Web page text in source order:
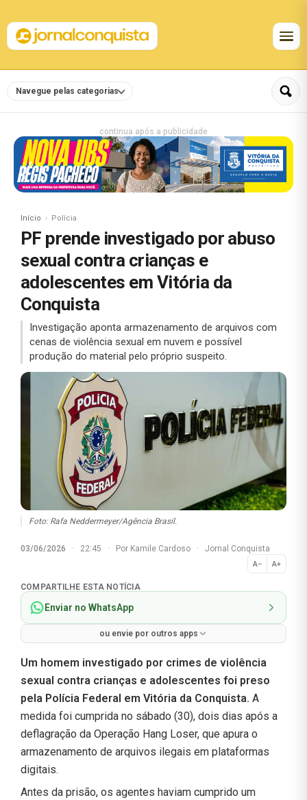
Navegue pelas categorias
continua após a publicidade
Início Polícia
PF prende investigado por abuso
sexual contra crianças e
adolescentes em Vitória da
Conquista
Investigação aponta armazenamento de arquivos com
cenas de violência sexual em nuvem e possível
produção do material pelo próprio suspeito.
Foto: Rafa Neddermeyer/Agência Brasil.
03/06/2026 · 22:45 · Por Kamile Cardoso · Jornal Conquista
A− A+
Normal
COMPARTILHE ESTA NOTÍCIA
Enviar no WhatsApp
ou envie por outros apps
Um homem investigado por crimes de violência
sexual contra crianças e adolescentes foi preso
pela Polícia Federal em Vitória da Conquista. A
medida foi cumprida no sábado (30), dois dias após a
deflagração da Operação Hang Loser, que apura o
armazenamento de arquivos ilegais em plataformas
digitais.
Antes da prisão, os agentes haviam cumprido um